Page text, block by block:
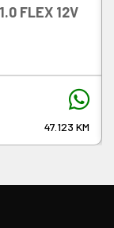
12V
47.123 KM